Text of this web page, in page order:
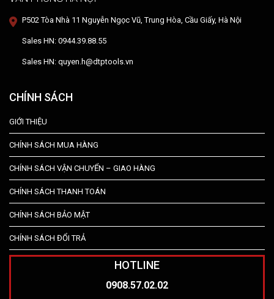
P502 Tòa Nhà 11 Nguyễn Ngọc Vũ, Trung Hòa, Cầu Giấy, Hà Nội
Sales HN: 0944.39.88.55
Sales HN: quyen.h@dtptools.vn
CHÍNH SÁCH
GIỚI THIỆU
CHÍNH SÁCH MUA HÀNG
CHÍNH SÁCH VẬN CHUYỂN – GIAO HÀNG
CHÍNH SÁCH THANH TOÁN
CHÍNH SÁCH BẢO MẬT
CHÍNH SÁCH ĐỔI TRẢ
HOTLINE
0908.57.02.02